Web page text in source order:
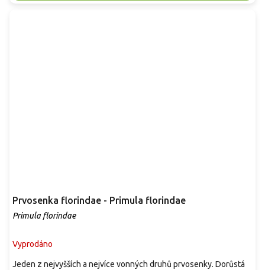
Prvosenka florindae - Primula florindae
Primula florindae
Vyprodáno
Jeden z nejvyšších a nejvíce vonných druhů prvosenky. Dorůstá